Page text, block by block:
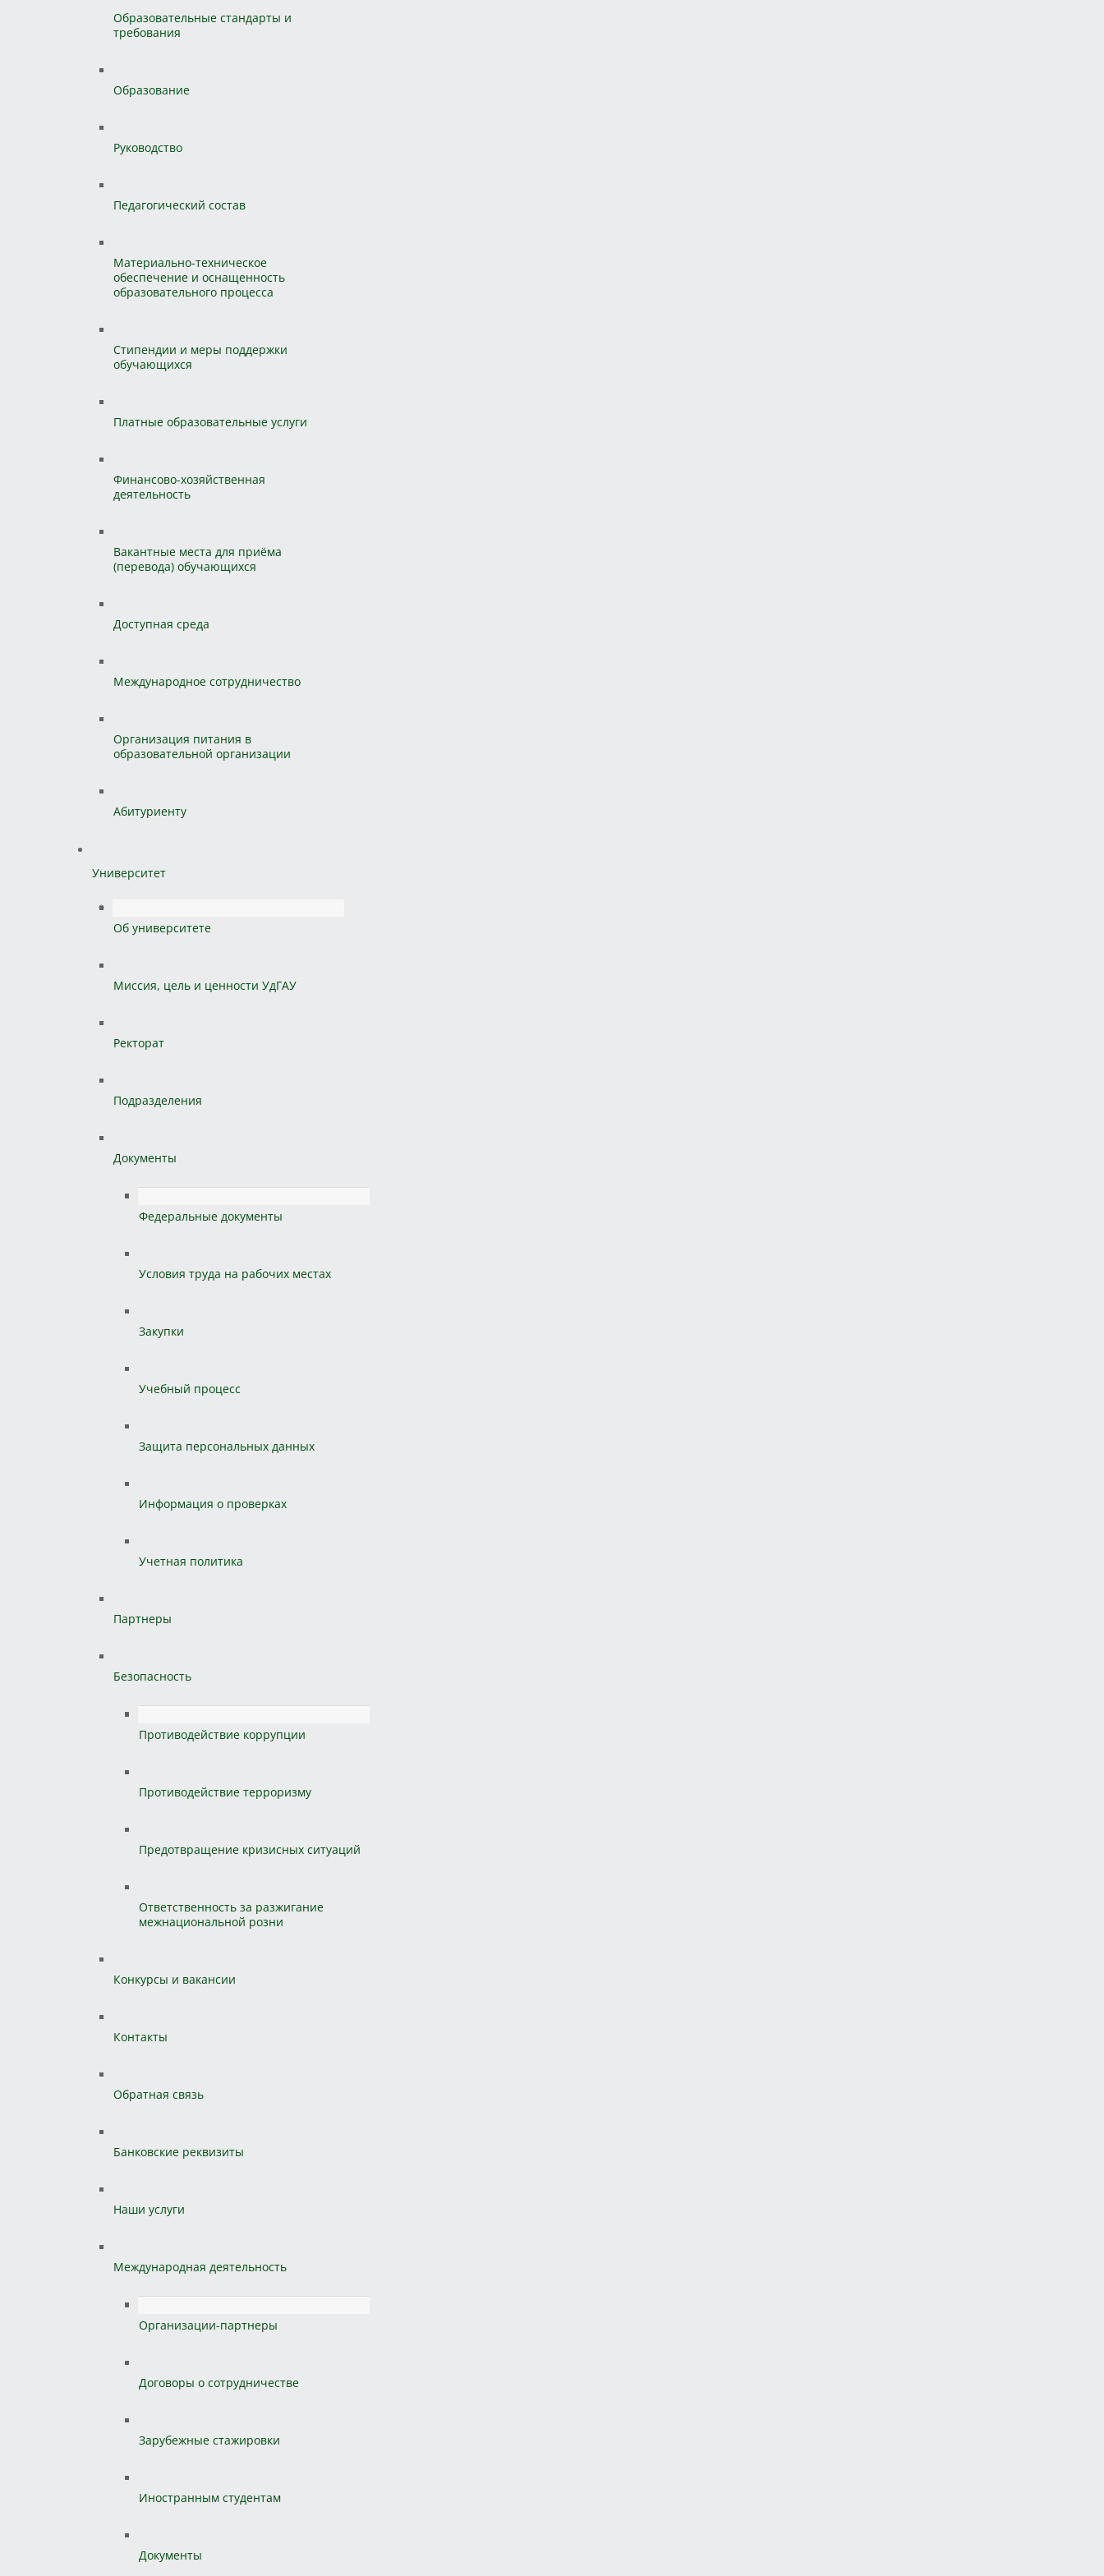
Образовательные стандарты и
требования
Образование
Руководство
Педагогический состав
Материально-техническое
обеспечение и оснащенность
образовательного процесса
Стипендии и меры поддержки
обучающихся
Платные образовательные услуги
Финансово-хозяйственная
деятельность
Вакантные места для приёма
(перевода) обучающихся
Доступная среда
Международное сотрудничество
Организация питания в
образовательной организации
Абитуриенту
Университет
Об университете
Миссия, цель и ценности УдГАУ
Ректорат
Подразделения
Документы
Федеральные документы
Условия труда на рабочих местах
Закупки
Учебный процесс
Защита персональных данных
Информация о проверках
Учетная политика
Партнеры
Безопасность
Противодействие коррупции
Противодействие терроризму
Предотвращение кризисных ситуаций
Ответственность за разжигание
межнациональной розни
Конкурсы и вакансии
Контакты
Обратная связь
Банковские реквизиты
Наши услуги
Международная деятельность
Организации-партнеры
Договоры о сотрудничестве
Зарубежные стажировки
Иностранным студентам
Документы